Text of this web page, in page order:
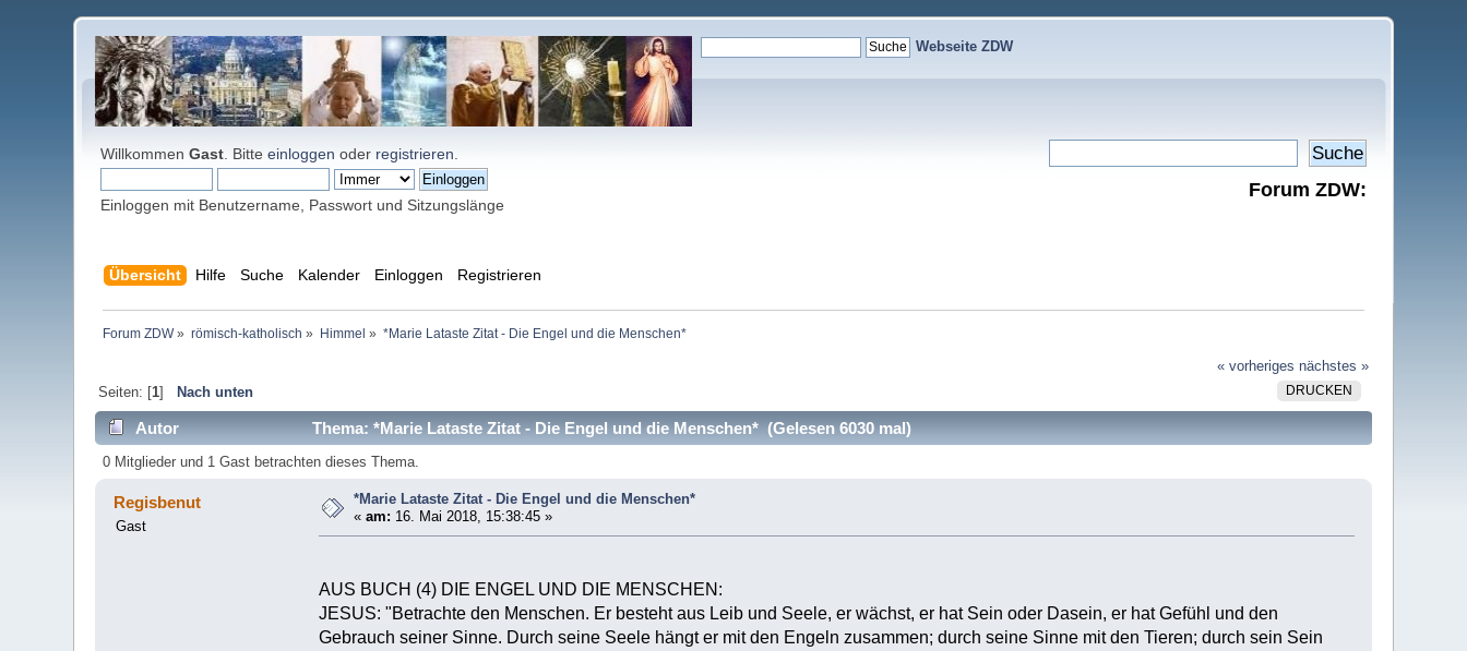
Webseite ZDW
WillkommenGast . Bitteeinloggen oder registrieren
Einloggen mit Benutzername, Passwort und Sitzungslänge
Forum ZDW:
Übersicht Hilfe Suche Kalender Einloggen Registrieren
Forum ZDW» römisch-katholisch » Himmel » *Marie Lataste Zitat - Die Engel und die Menschen*
« vorheriges nächstes »
DRUCKEN
Seiten: [1] Nach unten
Autor Thema: *Marie Lataste Zitat - Die Engel und die Menschen* (Gelesen 6030 mal)
0 Mitglieder und 1 Gast betrachten dieses Thema.
Regisbenut
Gast
*Marie Lataste Zitat - Die Engel und die Menschen*
«am: 16. Mai 2018, 15:38:45 »
AUS BUCH (4) DIE ENGEL UND DIE MENSCHEN:
JESUS: "Betrachte den Menschen. Er besteht aus Leib und Seele, er wächst, er hat Sein oder Dasein, er hat Gefühl und den
Gebrauch seiner Sinne. Durch seine Seele hängt er mit den Engeln zusammen; durch seine Sinne mit den Tieren; durch sein Sein